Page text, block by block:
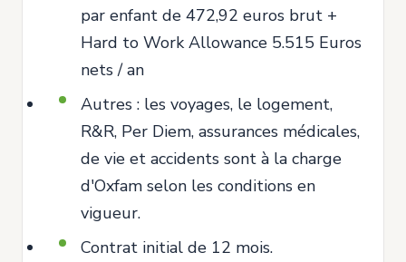
par enfant de 472,92 euros brut +
Hard to Work Allowance 5.515 Euros
nets / an
Autres : les voyages, le logement,
R&R, Per Diem, assurances médicales,
de vie et accidents sont à la charge
d'Oxfam selon les conditions en
vigueur.
Contrat initial de 12 mois.